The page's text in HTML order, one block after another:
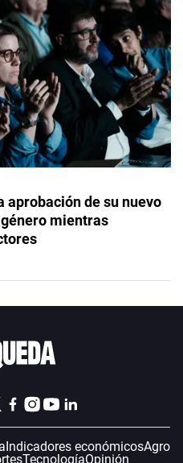
aprobación de su nuevo
mientras
Indicadores económicosAgro
TecnologíaOpinión